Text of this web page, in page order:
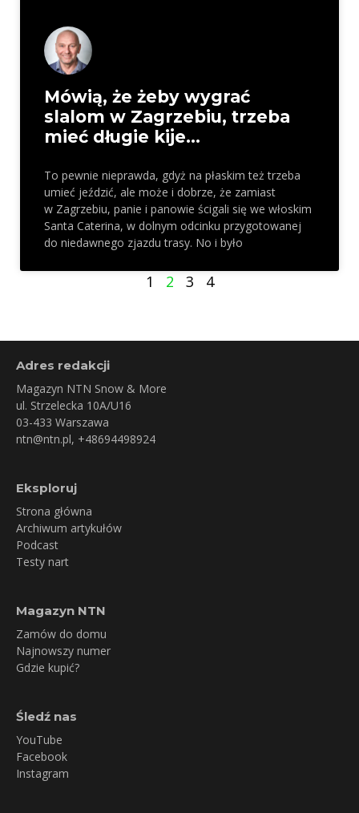
Mówią, że żeby wygrać
slalom w Zagrzebiu, trzeba
mieć długie kije…
To pewnie nieprawda, gdyż na płaskim też trzeba
umieć jeździć, ale może i dobrze, że zamiast
w Zagrzebiu, panie i panowie ścigali się we włoskim
Santa Caterina, w dolnym odcinku przygotowanej
do niedawnego zjazdu trasy. No i było
1 2 3 4
Adres redakcji
Magazyn NTN Snow & More
ul. Strzelecka 10A/U16
03-433 Warszawa
ntn@ntn.pl, +48694498924
Eksploruj
Strona główna
Archiwum artykułów
Podcast
Testy nart
Magazyn NTN
Zamów do domu
Najnowszy numer
Gdzie kupić?
Śledź nas
YouTube
Facebook
Instagram